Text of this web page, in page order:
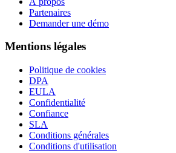
Partenaires
Demander une démo
Mentions légales
Politique de cookies
DPA
EULA
Confidentialité
Confiance
SLA
Conditions générales
Conditions d'utilisation